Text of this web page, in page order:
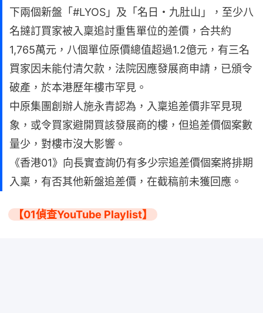
下兩個新盤「#LYOS」及「名日・九肚山」，至少八
名撻訂買家被入稟追討重售單位的差價，合共約
1,765萬元，八個單位原價總值超過1.2億元，有三名
買家因未能付清欠款，法院因應發展商申請，已頒令
破產，於本港歷年樓市罕見。
中原集團創辦人施永青認為，入稟追差價非罕見現
象，或令買家避開買該發展商的樓，但追差價個案數
量少，對樓市沒大影響。
《香港01》向長實查詢仍有多少宗追差價個案將排期
入稟，有否其他新盤追差價，在截稿前未獲回應。
【01偵查YouTube Playlist】